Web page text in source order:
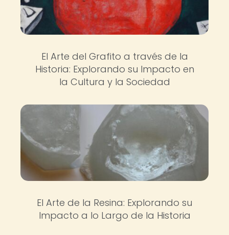
El Arte del Grafito a través de la
Historia: Explorando su Impacto en
la Cultura y la Sociedad
El Arte de la Resina: Explorando su
Impacto a lo Largo de la Historia